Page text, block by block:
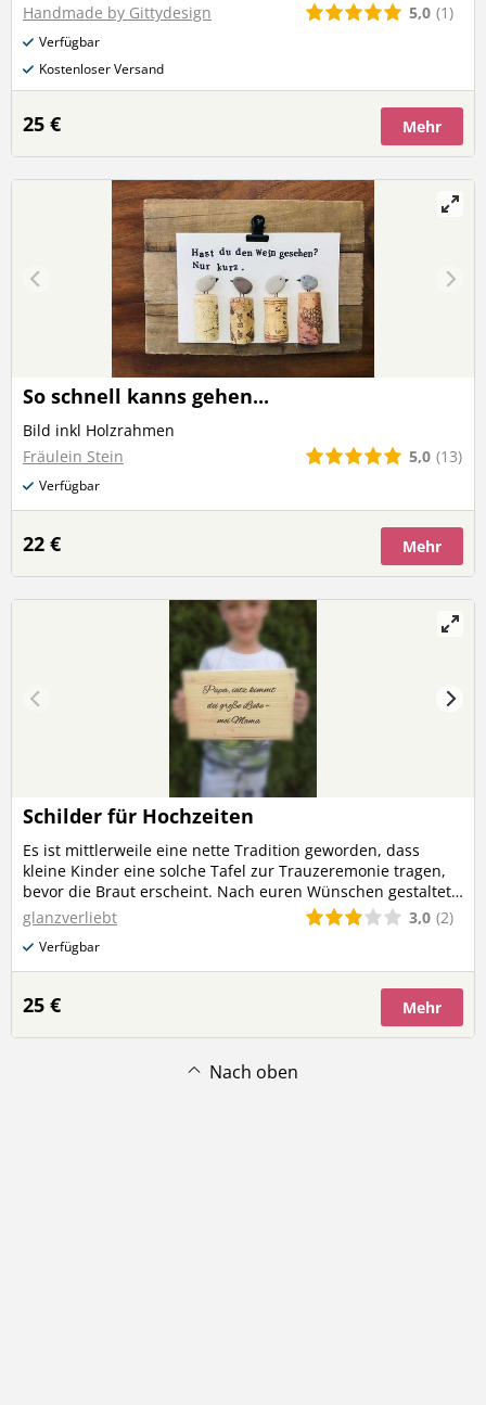
Handmade by Gittydesign
5,0 (1)
Verfügbar
Kostenloser Versand
25 € Mehr
So schnell kanns gehen...
Bild inkl Holzrahmen
Fräulein Stein
5,0 (13)
Verfügbar
22 € Mehr
Schilder für Hochzeiten
Es ist mittlerweile eine nette Tradition geworden, dass
kleine Kinder eine solche Tafel zur Trauzeremonie tragen,
bevor die Braut erscheint. Nach euren Wünschen gestaltet,
gerne auch im Dialekt. Größe 20x30 cm mit Aufhängung
glanzverliebt 3,0 (2)
Verfügbar
25 € Mehr
Nach oben